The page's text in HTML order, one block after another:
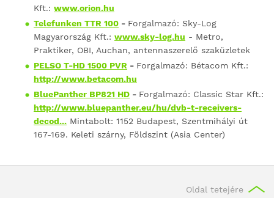
Kft.: www.orion.hu
Telefunken TTR 100 - Forgalmazó: Sky-Log
Magyarország Kft.: www.sky-log.hu - Metro,
Praktiker, OBI, Auchan, antennaszerelő szaküzletek
PELSO T-HD 1500 PVR - Forgalmazó: Bétacom Kft.:
http://www.betacom.hu
BluePanther BP821 HD - Forgalmazó: Classic Star Kft.:
http://www.bluepanther.eu/hu/dvb-t-receivers-
decod... Mintabolt: 1152 Budapest, Szentmihályi út
167-169. Keleti szárny, Földszint (Asia Center)
Oldal tetejére